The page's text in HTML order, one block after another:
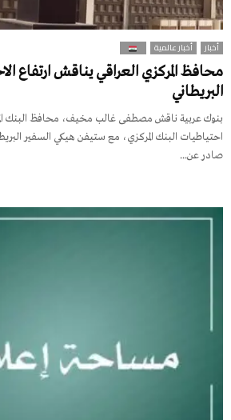
أخبار أخبار عالمية
محافظ المركزي العراقي يناقش ارتفاع
البريطاني
بنوك عربية ناقش مصطفى غالب مخيف، محافظ البنك
احتياطيات البنك المركزي، مع ستيفن هيكي السفير
صادر عن...